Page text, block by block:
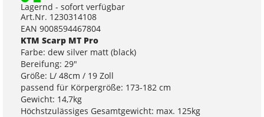
Lagernd - sofort verfügbar
Art.Nr. 1230314108
EAN 9008594467804
KTM Scarp MT Pro
Farbe: dew silver matt (black)
Bereifung: 29"
Größe: L/ 48cm / 19 Zoll
passend für Körpergröße: 173-182 cm
Gewicht: 14,7kg
Höchstzulässiges Gesamtgewicht: max. 125kg